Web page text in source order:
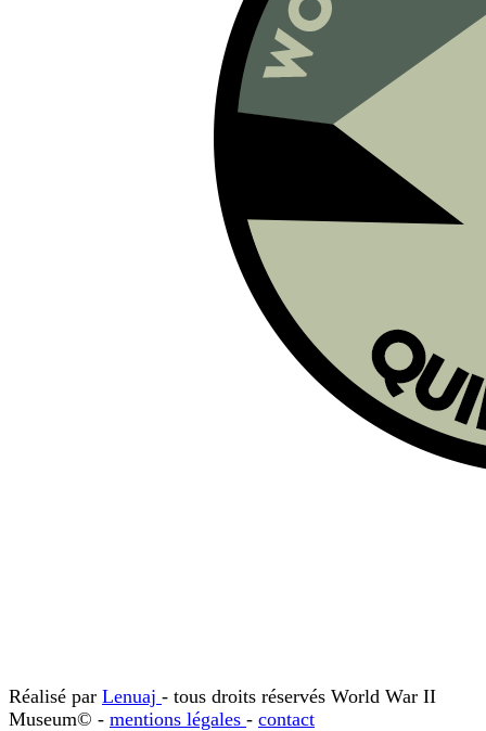
Réalisé par Lenuaj - tous droits réservés World War II
Museum© - mentions légales - contact